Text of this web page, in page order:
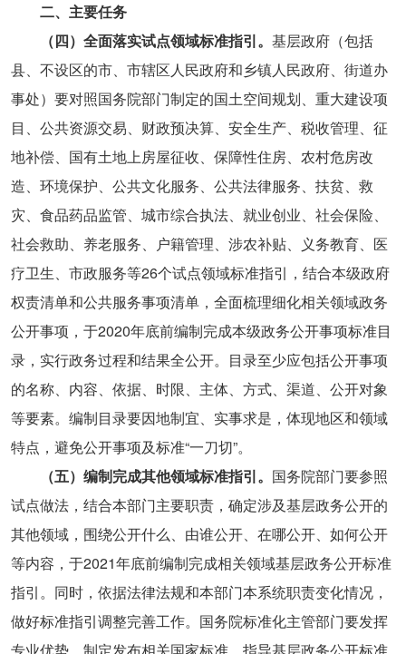
二、主要任务
（四）全面落实试点领域标准指引。 基层政府（包括
县、不设区的市、市辖区人民政府和乡镇人民政府、街道办
事处）要对照国务院部门制定的国土空间规划、重大建设项
目、公共资源交易、财政预决算、安全生产、税收管理、征
地补偿、国有土地上房屋征收、保障性住房、农村危房改
造、环境保护、公共文化服务、公共法律服务、扶贫、救
灾、食品药品监管、城市综合执法、就业创业、社会保险、
社会救助、养老服务、户籍管理、涉农补贴、义务教育、医
疗卫生、市政服务等26个试点领域标准指引，结合本级政府
权责清单和公共服务事项清单，全面梳理细化相关领域政务
公开事项，于2020年底前编制完成本级政务公开事项标准目
录，实行政务过程和结果全公开。目录至少应包括公开事项
的名称、内容、依据、时限、主体、方式、渠道、公开对象
等要素。编制目录要因地制宜、实事求是，体现地区和领域
特点，避免公开事项及标准“一刀切”。
（五）编制完成其他领域标准指引。 国务院部门要参照
试点做法，结合本部门主要职责，确定涉及基层政务公开的
其他领域，围绕公开什么、由谁公开、在哪公开、如何公开
等内容，于2021年底前编制完成相关领域基层政务公开标准
指引。同时，依据法律法规和本部门本系统职责变化情况，
做好标准指引调整完善工作。国务院标准化主管部门要发挥